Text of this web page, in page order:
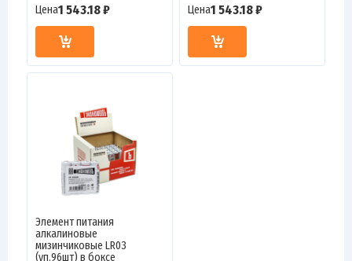
Цена1 543.18 ₽
Цена1 543.18 ₽
Элемент питания
алкалиновые
мизинчиковые LR03
(уп.96шт) в боксе